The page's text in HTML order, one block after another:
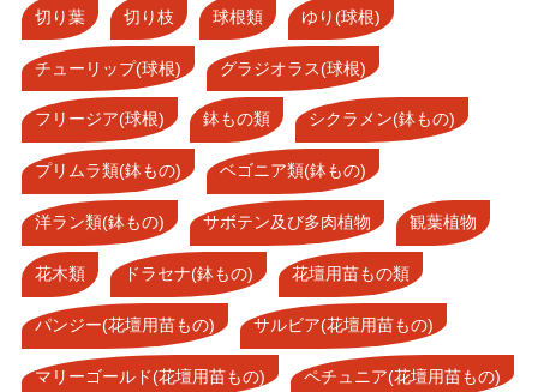
切り葉 切り枝 球根類 ゆり(球根)
チューリップ(球根) グラジオラス(球根)
フリージア(球根) 鉢もの類 シクラメン(鉢もの)
プリムラ類(鉢もの) ベゴニア類(鉢もの)
洋ラン類(鉢もの) サボテン及び多肉植物 観葉植物
花木類 ドラセナ(鉢もの) 花壇用苗もの類
パンジー(花壇用苗もの) サルビア(花壇用苗もの)
マリーゴールド(花壇用苗もの) ペチュニア(花壇用苗もの)